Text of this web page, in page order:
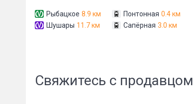
Рыбацкое 8.9 км
Шушары 11.7 км
Понтонная 0.4 км
Сапёрная 3.0 км
Свяжитесь с продавцом